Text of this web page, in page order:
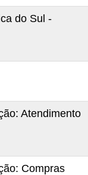
do Sul -
Atendimento
Compras